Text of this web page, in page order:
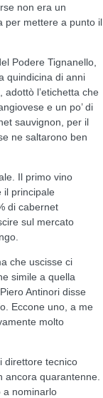
non era un
per mettere a punto il
Podere Tignanello,
quindicina di anni
l’etichetta che
e un po’ di
sauvignon, per il
ne saltarono ben
Il primo vino
il principale
di cabernet
sul mercato
che uscisse ci
simile a quella
Antinori disse
Eccone uno, a me
molto
direttore tecnico
ancora quarantenne.
a nominarlo